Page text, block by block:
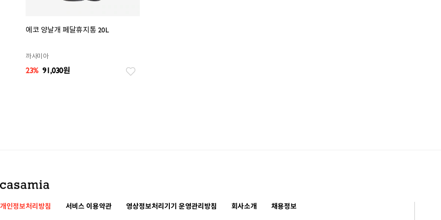
에코 양날개 페달휴지통 20L
까사미아
23% 91,030원
개인정보처리방침 서비스 이용약관 영상정보처리기기 운영관리방침 회사소개 채용정보